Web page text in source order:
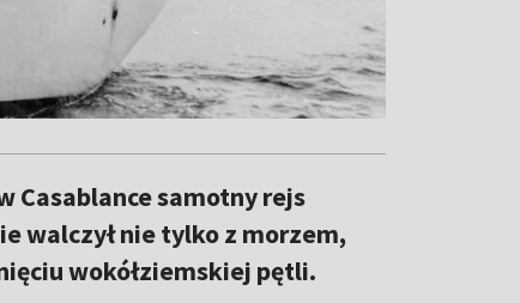
Casablance samotny rejs
walczył nie tylko z morzem,
wokółziemskiej pętli.